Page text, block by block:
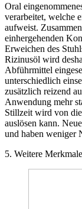
Oral
verarbeitet, welche
aufweist.
einhergehenden
Erweichen des
Rizinusöl wird
Abführmittel
unterschiedlich
zusätzlich reizend
Anwendung mehr
Stillzeit wird von
auslösen kann.
und haben weniger
5. Weitere